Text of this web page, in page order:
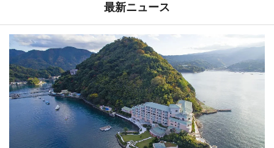
最新ニュース